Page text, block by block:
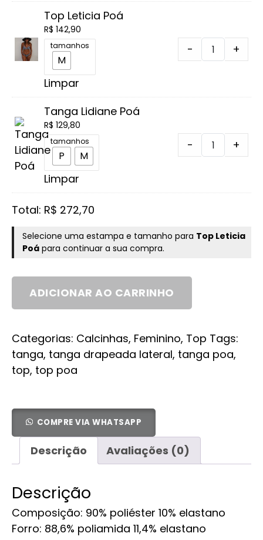
proporciona um caimento confortável. A
estampa clássica de poá confere charme e
leveza às peças.
Top Leticia Poá
R$ 142,90
tamanhos
M
Limpar
-
Top
Leticia
+
Tanga Lidiane Poá
R$ 129,80
tamanhos
P M
Limpar
-
Tanga
Lidiane
+
Total: R$ 272,70
Selecione uma estampa e tamanho para Top Leticia
Poá para continuar a sua compra.
ADICIONAR AO CARRINHO
Categorias: Calcinhas, Feminino, Top Tags:
tanga, tanga drapeada lateral, tanga poa,
top, top poa
COMPRE VIA WHATSAPP
Descrição Avaliações (0)
Descrição
Composição: 90% poliéster 10% elastano
Forro: 88,6% poliamida 11,4% elastano